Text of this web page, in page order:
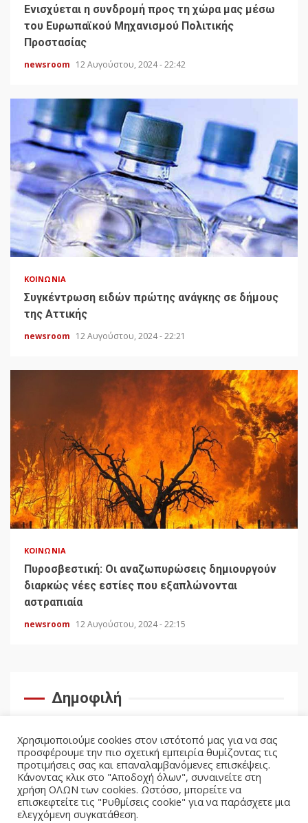
Ενισχύεται η συνδρομή προς τη χώρα μας μέσω
του Ευρωπαϊκού Μηχανισμού Πολιτικής
Προστασίας
newsroom 12 Αυγούστου, 2024 - 22:42
ΚΟΙΝΩΝΊΑ
Συγκέντρωση ειδών πρώτης ανάγκης σε δήμους
της Αττικής
newsroom 12 Αυγούστου, 2024 - 22:21
ΚΟΙΝΩΝΊΑ
Πυροσβεστική: Οι αναζωπυρώσεις δημιουργούν
διαρκώς νέες εστίες που εξαπλώνονται
αστραπιαία
newsroom 12 Αυγούστου, 2024 - 22:15
Δημοφιλή
Χρησιμοποιούμε cookies στον ιστότοπό μας για να σας
προσφέρουμε την πιο σχετική εμπειρία θυμίζοντας τις
προτιμήσεις σας και επαναλαμβανόμενες επισκέψεις.
Κάνοντας κλικ στο "Αποδοχή όλων", συναινείτε στη
χρήση ΟΛΩΝ των cookies. Ωστόσο, μπορείτε να
επισκεφτείτε τις "Ρυθμίσεις cookie" για να παράσχετε μια
ελεγχόμενη συγκατάθεση.